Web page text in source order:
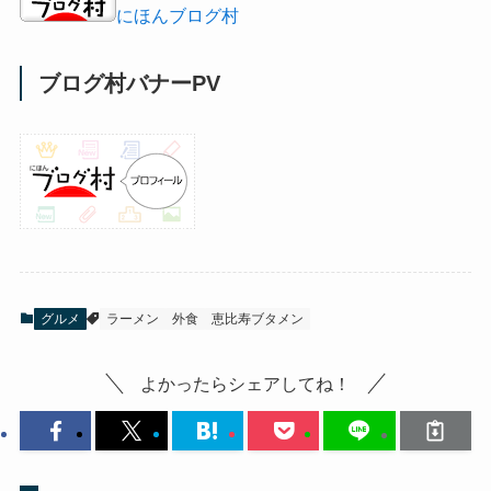
にほんブログ村
ブログ村バナーPV
グルメ ラーメン 外食 恵比寿ブタメン
よかったらシェアしてね！